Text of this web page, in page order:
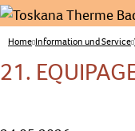
Home Information und Service
21.